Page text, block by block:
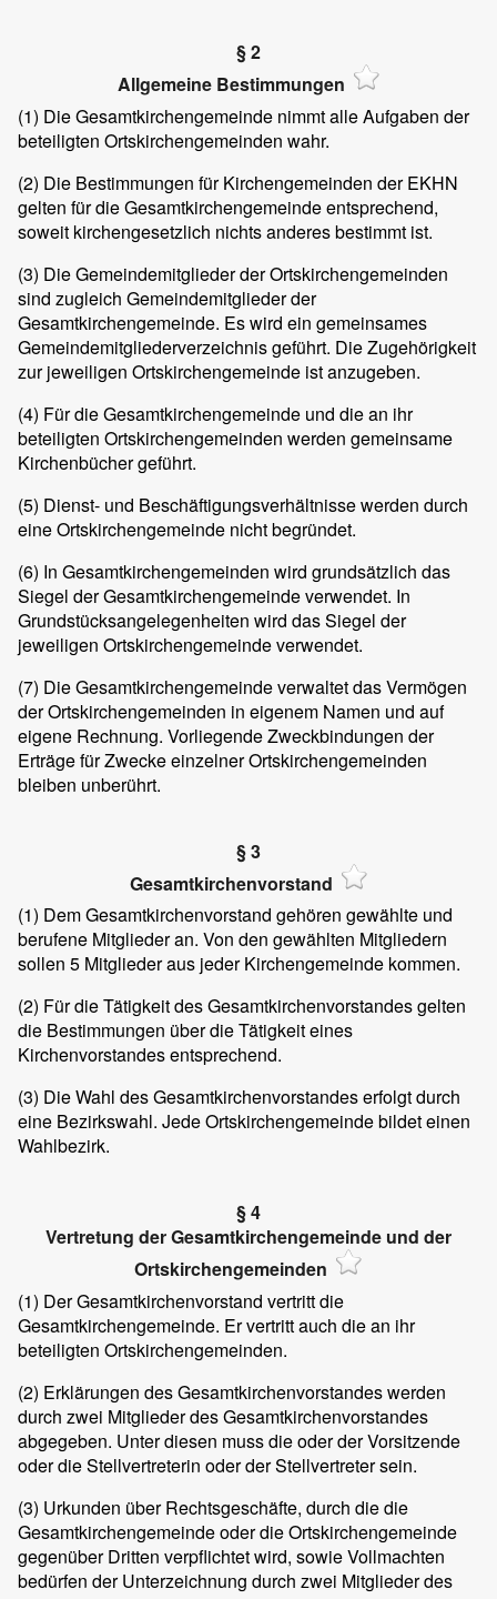
§ 2
Allgemeine Bestimmungen
(1) Die Gesamtkirchengemeinde nimmt alle Aufgaben der
beteiligten Ortskirchengemeinden wahr.
(2) Die Bestimmungen für Kirchengemeinden der EKHN
gelten für die Gesamtkirchengemeinde entsprechend,
soweit kirchengesetzlich nichts anderes bestimmt ist.
(3) Die Gemeindemitglieder der Ortskirchengemeinden
sind zugleich Gemeindemitglieder der
Gesamtkirchengemeinde. Es wird ein gemeinsames
Gemeindemitgliederverzeichnis geführt. Die Zugehörigkeit
zur jeweiligen Ortskirchengemeinde ist anzugeben.
(4) Für die Gesamtkirchengemeinde und die an ihr
beteiligten Ortskirchengemeinden werden gemeinsame
Kirchenbücher geführt.
(5) Dienst- und Beschäftigungsverhältnisse werden durch
eine Ortskirchengemeinde nicht begründet.
(6) In Gesamtkirchengemeinden wird grundsätzlich das
Siegel der Gesamtkirchengemeinde verwendet. In
Grundstücksangelegenheiten wird das Siegel der
jeweiligen Ortskirchengemeinde verwendet.
(7) Die Gesamtkirchengemeinde verwaltet das Vermögen
der Ortskirchengemeinden in eigenem Namen und auf
eigene Rechnung. Vorliegende Zweckbindungen der
Erträge für Zwecke einzelner Ortskirchengemeinden
bleiben unberührt.
§ 3
Gesamtkirchenvorstand
(1) Dem Gesamtkirchenvorstand gehören gewählte und
berufene Mitglieder an. Von den gewählten Mitgliedern
sollen 5 Mitglieder aus jeder Kirchengemeinde kommen.
(2) Für die Tätigkeit des Gesamtkirchenvorstandes gelten
die Bestimmungen über die Tätigkeit eines
Kirchenvorstandes entsprechend.
(3) Die Wahl des Gesamtkirchenvorstandes erfolgt durch
eine Bezirkswahl. Jede Ortskirchengemeinde bildet einen
Wahlbezirk.
§ 4
Vertretung der Gesamtkirchengemeinde und der
Ortskirchengemeinden
(1) Der Gesamtkirchenvorstand vertritt die
Gesamtkirchengemeinde. Er vertritt auch die an ihr
beteiligten Ortskirchengemeinden.
(2) Erklärungen des Gesamtkirchenvorstandes werden
durch zwei Mitglieder des Gesamtkirchenvorstandes
abgegeben. Unter diesen muss die oder der Vorsitzende
oder die Stellvertreterin oder der Stellvertreter sein.
(3) Urkunden über Rechtsgeschäfte, durch die die
Gesamtkirchengemeinde oder die Ortskirchengemeinde
gegenüber Dritten verpflichtet wird, sowie Vollmachten
bedürfen der Unterzeichnung durch zwei Mitglieder des